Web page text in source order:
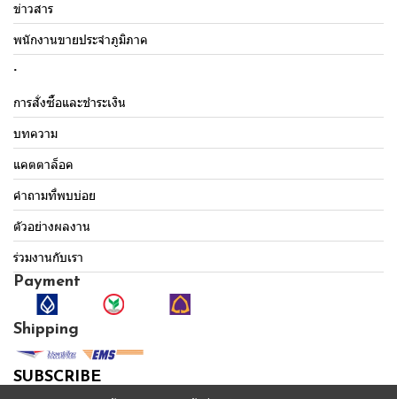
ข่าวสาร
พนักงานขายประจำภูมิภาค
.
การสั่งซื้อและชำระเงิน
บทความ
แคตตาล็อค
คำถามที่พบบ่อย
ตัวอย่างผลงาน
ร่วมงานกับเรา
Payment
Shipping
SUBSCRIBE